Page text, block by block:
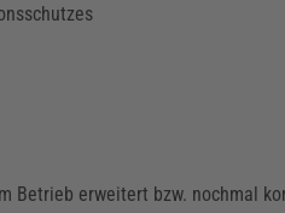
Betrieb erweitert bzw. nochmal